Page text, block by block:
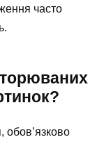
часто
обов’язково